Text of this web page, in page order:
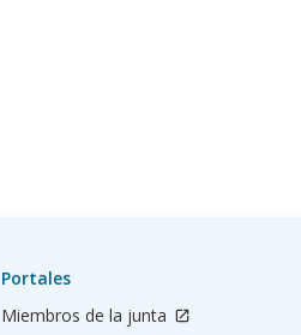
Portales
Miembros de la junta